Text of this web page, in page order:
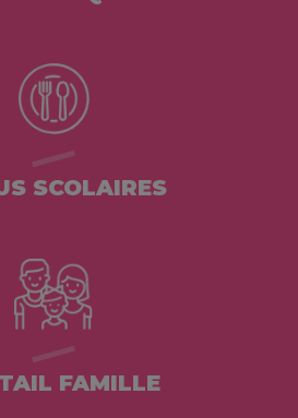
SCOLAIRES
FAMILLE